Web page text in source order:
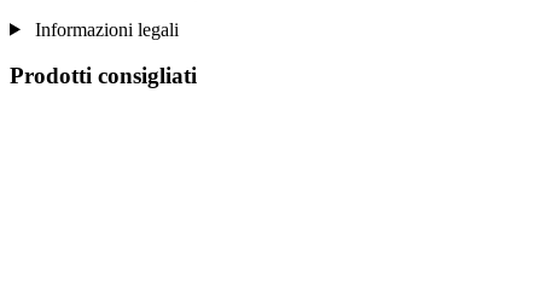
Informazioni legali
Prodotti consigliati